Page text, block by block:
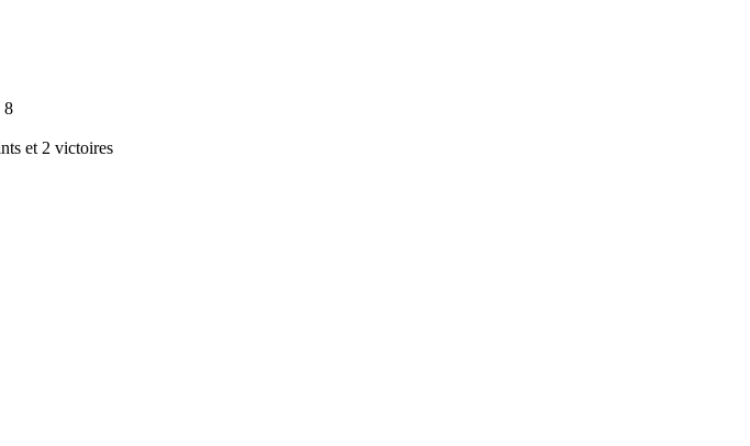
8
et 2 victoires